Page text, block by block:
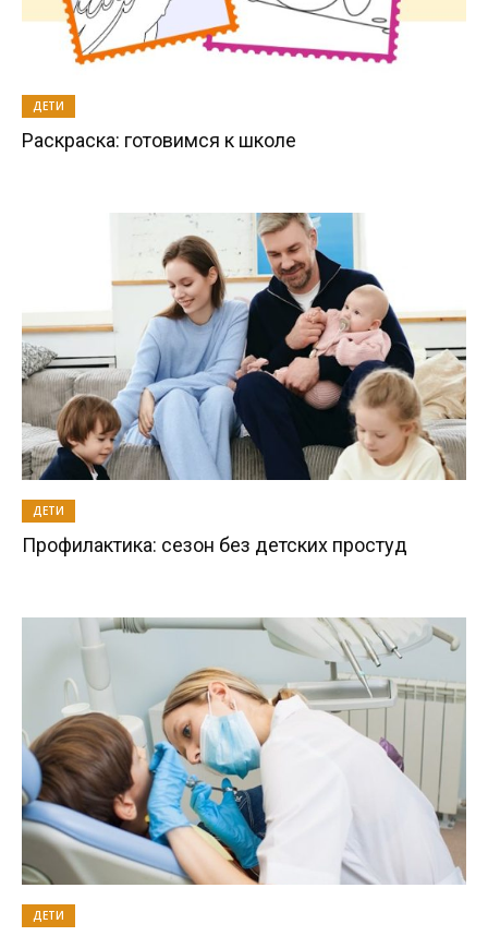
ДЕТИ
Раскраска: готовимся к школе
ДЕТИ
Профилактика: сезон без детских простуд
ДЕТИ